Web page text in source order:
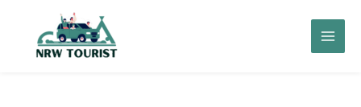
springen
Main